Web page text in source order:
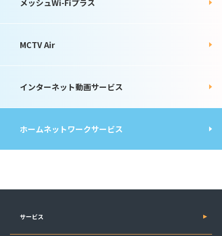
メッシュWi-Fiプラス
MCTV Air
インターネット動画サービス
ホームネットワークサービス
サービス